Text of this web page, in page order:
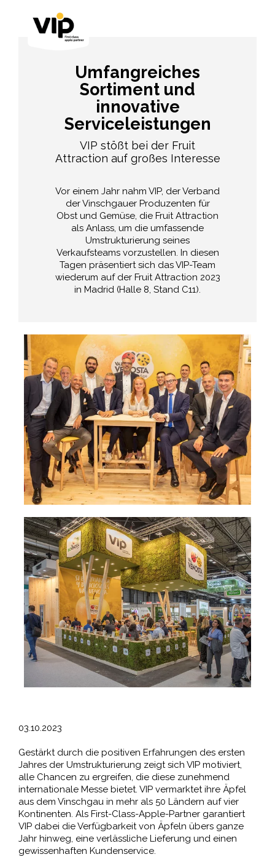
Umfangreiches
Sortiment und
innovative
Serviceleistungen
VIP stößt bei der Fruit
Attraction auf großes Interesse
Vor einem Jahr nahm VIP, der Verband
der Vinschgauer Produzenten für
Obst und Gemüse, die Fruit Attraction
als Anlass, um die umfassende
Umstrukturierung seines
Verkaufsteams vorzustellen. In diesen
Tagen präsentiert sich das VIP-Team
wiederum auf der Fruit Attraction 2023
in Madrid (Halle 8, Stand C11).
03.10.2023
Gestärkt durch die positiven Erfahrungen des ersten
Jahres der Umstrukturierung zeigt sich VIP motiviert,
alle Chancen zu ergreifen, die diese zunehmend
internationale Messe bietet. VIP vermarktet ihre Äpfel
aus dem Vinschgau in mehr als 50 Ländern auf vier
Kontinenten. Als First-Class-Apple-Partner garantiert
VIP dabei die Verfügbarkeit von Äpfeln übers ganze
Jahr hinweg, eine verlässliche Lieferung und einen
gewissenhaften Kundenservice.